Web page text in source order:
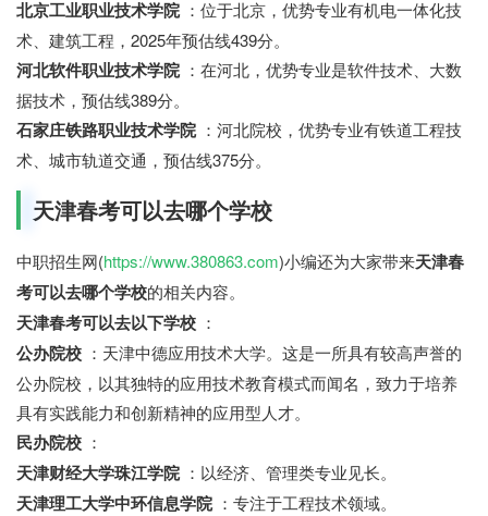
北京工业职业技术学院 ：位于北京，优势专业有机电一体化技
术、建筑工程，2025年预估线439分。
河北软件职业技术学院 ：在河北，优势专业是软件技术、大数
据技术，预估线389分。
石家庄铁路职业技术学院 ：河北院校，优势专业有铁道工程技
术、城市轨道交通，预估线375分。
天津春考可以去哪个学校
中职招生网(https://www.380863.com)小编还为大家带来天津春
考可以去哪个学校的相关内容。
天津春考可以去以下学校 ：
公办院校 ：天津中德应用技术大学。这是一所具有较高声誉的
公办院校，以其独特的应用技术教育模式而闻名，致力于培养
具有实践能力和创新精神的应用型人才。
民办院校 ：
天津财经大学珠江学院 ：以经济、管理类专业见长。
天津理工大学中环信息学院 ：专注于工程技术领域。